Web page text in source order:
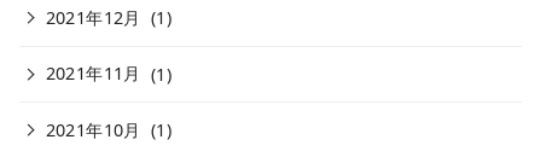
2021年12月 (1)
2021年11月 (1)
2021年10月 (1)